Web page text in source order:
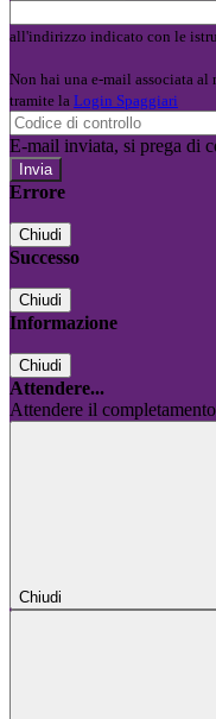
all'indirizzo indicato con le
Non hai una e-mail associata al
tramite la Login Spaggiari
E-mail inviata, si prega di
Errore
Chiudi
Successo
Chiudi
Informazione
Chiudi
Attendere...
Attendere il
Chiudi